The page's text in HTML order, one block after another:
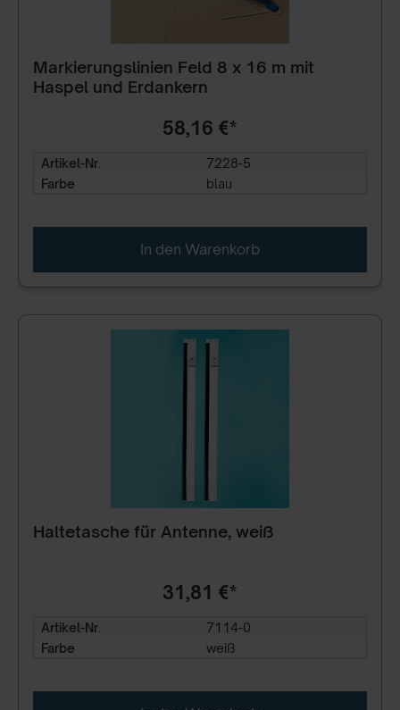
Markierungslinien Feld 8 x 16 m mit
Haspel und Erdankern
58,16 €*
Artikel-Nr.
7228-5
Farbe
blau
In den Warenkorb
Haltetasche für Antenne, weiß
31,81 €*
Artikel-Nr.
7114-0
Farbe
weiß